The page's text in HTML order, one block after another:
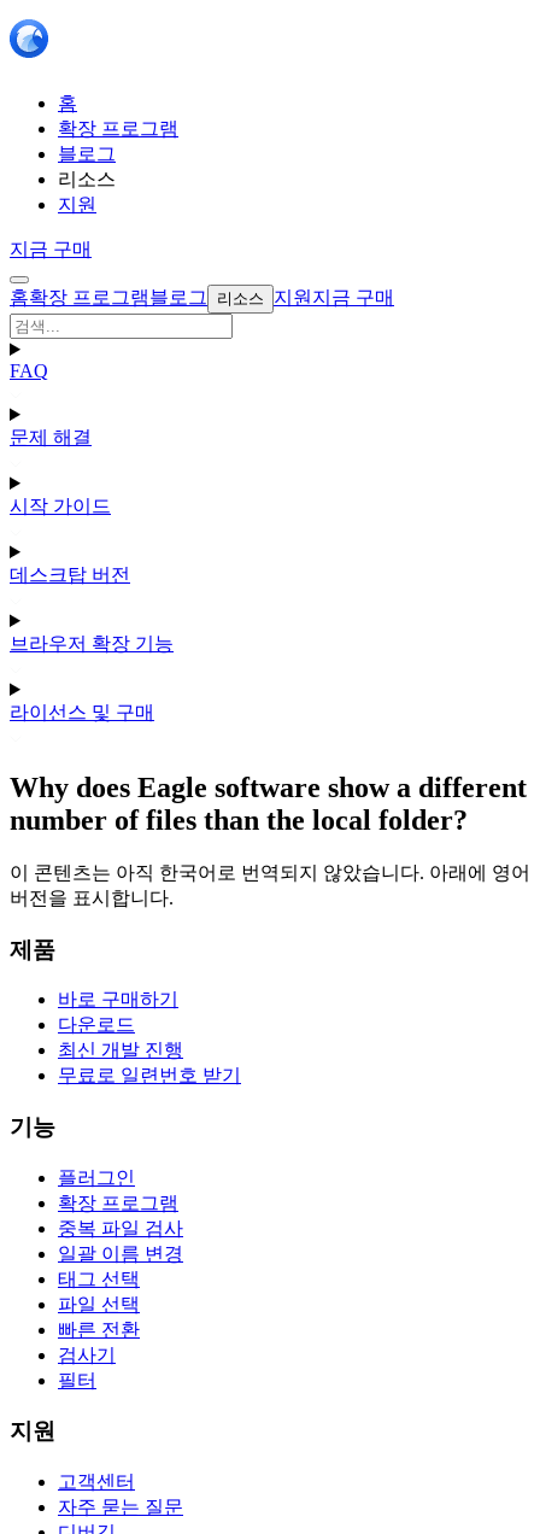
홈
확장 프로그램
블로그
리소스
지원
지금 구매
홈확장 프로그램블로그 리소스 지원 지금 구매
FAQ
문제 해결
시작 가이드
데스크탑 버전
브라우저 확장 기능
라이선스 및 구매
Why does Eagle software show a different
number of files than the local folder?
이 콘텐츠는 아직 한국어로 번역되지 않았습니다. 아래에 영어
버전을 표시합니다.
제품
바로 구매하기
다운로드
최신 개발 진행
무료로 일련번호 받기
기능
플러그인
확장 프로그램
중복 파일 검사
일괄 이름 변경
태그 선택
파일 선택
빠른 전환
검사기
필터
지원
고객센터
자주 묻는 질문